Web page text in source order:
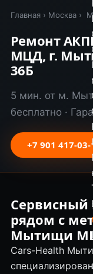
Главная › Москва ›
Ремонт
МЦД, г.
36Б
5 мин. от м.
бесплатно ·
+7 901 417-03-
Сервисный
рядом с
Мытищи
Cars-Health